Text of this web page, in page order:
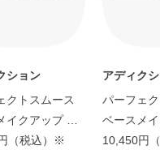
ルシロキシエチルジメ
ション
クトスムース
イクアップ キ
（税込）※
アディク
パーフェ
ベースメ
ット
10,450円